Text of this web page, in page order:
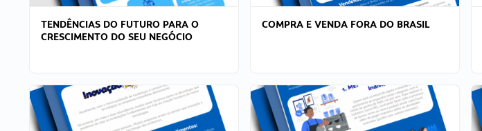
TENDÊNCIAS DO FUTURO PARA O
CRESCIMENTO DO SEU NEGÓCIO
COMPRA E VENDA FORA DO BRASIL